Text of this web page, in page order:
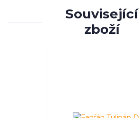
Související
zboží